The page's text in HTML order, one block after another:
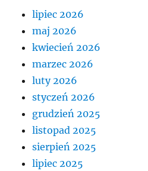
lipiec 2026
maj 2026
kwiecień 2026
marzec 2026
luty 2026
styczeń 2026
grudzień 2025
listopad 2025
sierpień 2025
lipiec 2025